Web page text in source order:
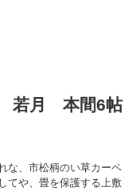
若月 本間6帖
な、市松柄のい草カーペ
てや、畳を保護する上敷